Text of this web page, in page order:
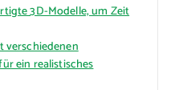
3D-Modelle, um Zeit
verschiedenen
ein realistisches